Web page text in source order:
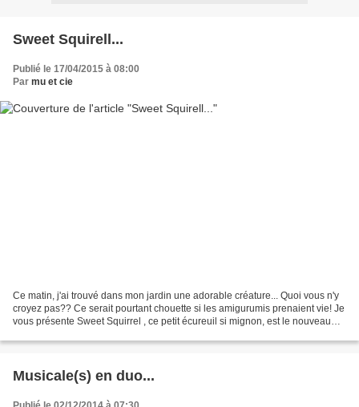
Sweet Squirell...
Publié le 17/04/2015 à 08:00
Par mu et cie
Ce matin, j'ai trouvé dans mon jardin une adorable créature... Quoi vous n'y
croyez pas?? Ce serait pourtant chouette si les amigurumis prenaient vie! Je
vous présente Sweet Squirrel , ce petit écureuil si mignon, est le nouveau
Musicale(s) en duo...